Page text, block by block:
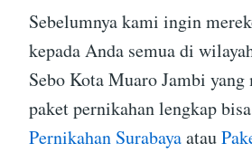
Sebelumnya kami ingin
kepada Anda semua di
Sebo Kota Muaro Jambi
paket pernikahan lengkap
Pernikahan Surabayaatau